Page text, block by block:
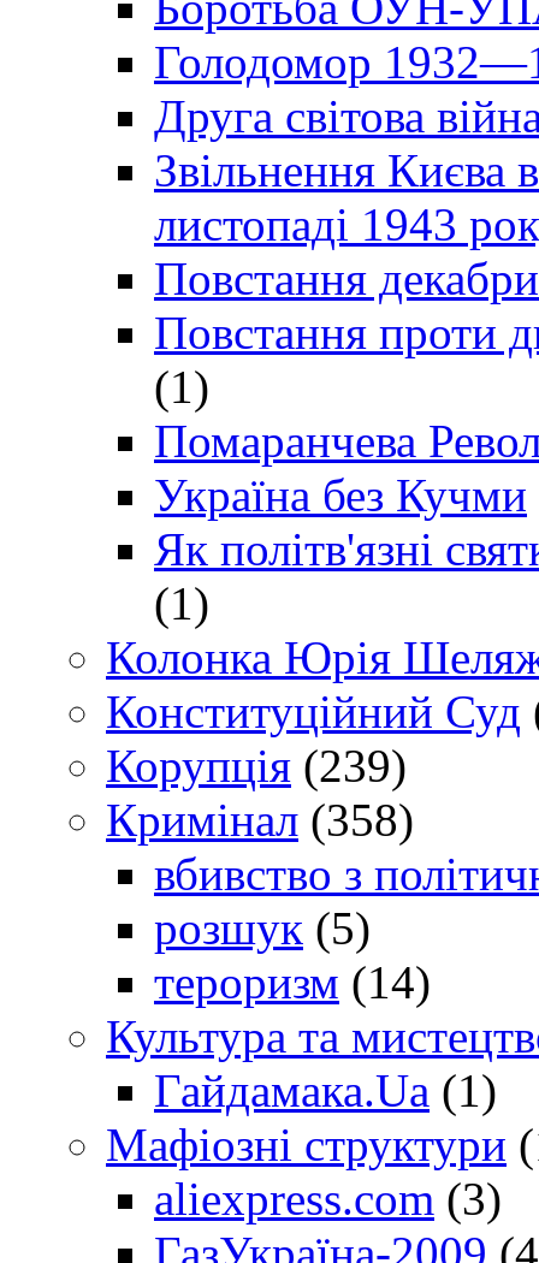
Голодомор
Друга світова
Звільнення Києва
листопаді 1943
Повстання
Повстання проти
(1)
Помаранчева
Україна без Кучми
Як політв'язні
(1)
Колонка Юрія
Конституційний Суд
Корупція (239)
Кримінал (358)
вбивство з
розшук (5)
тероризм (14)
Культура та
Гайдамака.Ua (1)
Мафіозні структури
aliexpress.com (3)
ГазУкраїна-2009